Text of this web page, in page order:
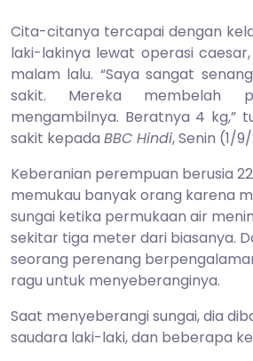
Cita-citanya tercapai dengan
laki-lakinya lewat operasi
malam lalu. “Saya sangat
sakit. Mereka membelah
mengambilnya. Beratnya 4 kg,”
sakit kepada BBC Hindi, Senin (1/
Keberanian perempuan berusia
memukau banyak orang karena
sungai ketika permukaan air
sekitar tiga meter dari biasanya.
seorang perenang
ragu untuk menyeberanginya.
Saat menyeberangi sungai, dia
saudara laki-laki, dan beberapa